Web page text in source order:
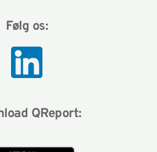
Følg os:
QReport: